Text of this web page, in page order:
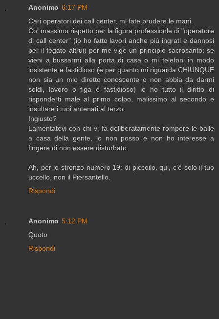
Anonimo 6:17 PM
Cari operatori dei call center, mi fate prudere le mani.
Col massimo rispetto per la figura professionle di "operatore
di call center" (io ho fatto lavori anche più ingrati e dannosi
per il fegato altrui) per me vige un principio sacrosanto: se
vieni a bussarmi alla porta di casa o mi telefoni in modo
insistente e fastidioso (e per quanto mi riguarda CHIUNQUE
non sia un mio diretto conoscente o non abbia da darmi
soldi, lavoro o figa è fastidioso) io ho tutto il diritto di
risponderti male al primo colpo, malissimo al secondo e
insultare i tuoi antenati al terzo.
Ingiusto?
Lamentatevi con chi vi fa deliberatamente rompere le balle
a casa della gente, io non posso e non ho interesse a
fingere di non essere disturbato.
Ah, per lo stronzo numero 19: di piccoilo, qui, c'è solo il tuo
uccello, non il Piersantello.
Rispondi
Anonimo 5:12 PM
Quoto
Rispondi